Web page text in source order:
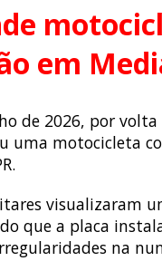
em
de 2026, por
uma motocicleta
visualizaram
que a placa
na